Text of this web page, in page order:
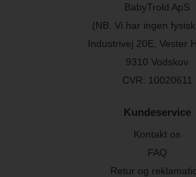
BabyTrold ApS
(NB. Vi har ingen
Industrivej 20E, Vester
9310 Vodskov
CVR: 10020611
Kundeservice
Kontakt os
FAQ
Retur og